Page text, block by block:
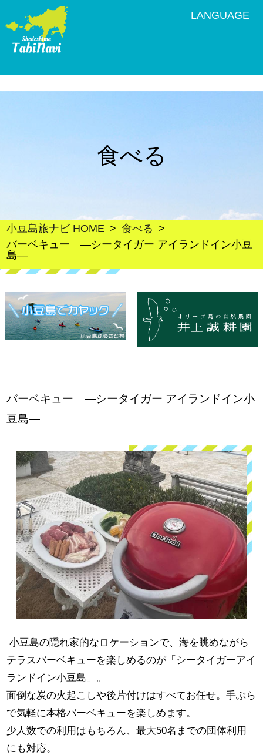
LANGUAGE
食べる
小豆島旅ナビ HOME
食べる
バーベキュー ―シータイガー アイランドイン小豆
島―
バーベキュー ―シータイガー アイランドイン小
豆島―
小豆島の隠れ家的なロケーションで、海を眺めながら
テラスバーベキューを楽しめるのが「シータイガーアイ
ランドイン小豆島」。
面倒な炭の火起こしや後片付けはすべてお任せ。手ぶら
で気軽に本格バーベキューを楽しめます。
少人数での利用はもちろん、最大50名までの団体利用
にも対応。